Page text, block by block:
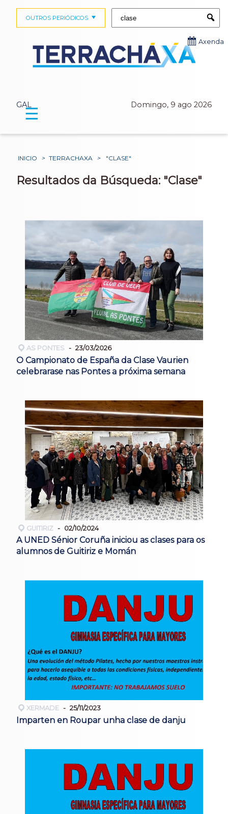
GAL Domingo, 9 ago 2026
OUTROS PERIÓDICOS
Axenda
☰
INICIO > TERRACHAXA > "CLASE"
Resultados da Búsqueda: "Clase"
AS PONTES 23/03/2026
O Campionato de España da Clase Vaurien
celebrarase nas Pontes a próxima semana
GUITIRIZ 02/10/2024
A UNED Sénior Coruña iniciou as clases para os
alumnos de Guitiriz e Momán
XERMADE 25/11/2023
Imparten en Roupar unha clase de danju